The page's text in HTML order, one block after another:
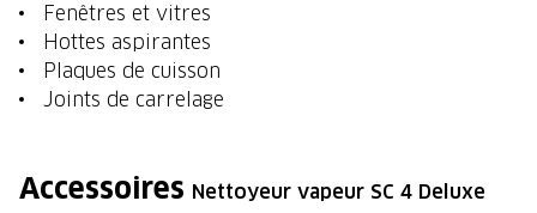
Fenêtres et vitres
Hottes aspirantes
Plaques de cuisson
Joints de carrelage
Accessoires Nettoyeur vapeur SC 4 Deluxe